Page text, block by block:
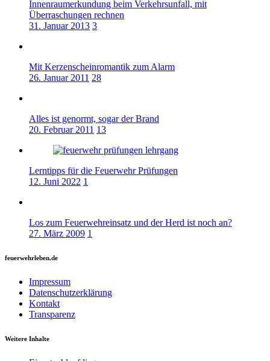
Innenraumerkundung beim Verkehrsunfall, mit
Überraschungen rechnen
31. Januar 2013 3
Mit Kerzenscheinromantik zum Alarm
26. Januar 2011 28
Alles ist genormt, sogar der Brand
20. Februar 2011 13
Lerntipps für die Feuerwehr Prüfungen
12. Juni 2022 1
Los zum Feuerwehreinsatz und der Herd ist noch an?
27. März 2009 1
feuerwehrleben.de
Impressum
Datenschutzerklärung
Kontakt
Transparenz
Weitere Inhalte